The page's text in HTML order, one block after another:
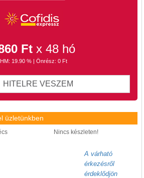
Ft x 48 hó
19.90 % | Önrész: 0 Ft
HITELRE VESZEM
üzletünkben
Nincs készleten!
A várható
érkezésről
érdeklődjön